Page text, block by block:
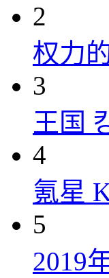
2
权力
3
王国
4
氪星
5
2019